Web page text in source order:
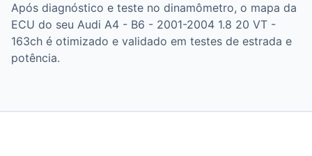
Após diagnóstico e teste no dinamômetro, o mapa da
ECU do seu Audi A4 - B6 - 2001-2004 1.8 20 VT -
163ch é otimizado e validado em testes de estrada e
potência.